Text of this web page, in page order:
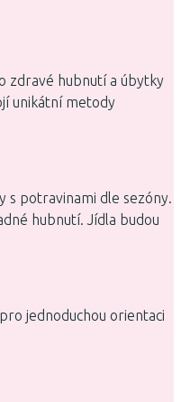
zdravé hubnutí a úbytky
unikátní metody
s potravinami dle sezóny.
hubnutí. Jídla budou
jednoduchou orientaci